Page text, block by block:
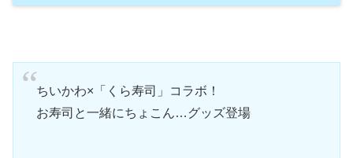
ちいかわ×「くら寿司」コラボ！
お寿司と一緒にちょこん…グッズ登場